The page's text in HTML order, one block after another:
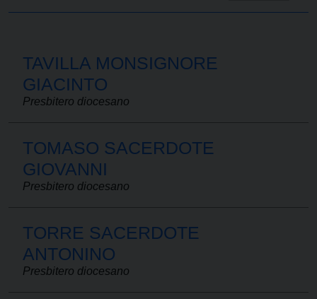
TAVILLA MONSIGNORE
GIACINTO
Presbitero diocesano
TOMASO SACERDOTE
GIOVANNI
Presbitero diocesano
TORRE SACERDOTE
ANTONINO
Presbitero diocesano